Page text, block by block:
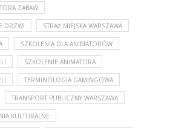
ZABAW
DRZWI STRAŻ MIEJSKA WARSZAWA
SZKOLENIA DLA ANIMATORÓW
SZKOLENIE ANIMATORA
TERMINOLOGIA GAMINGOWA
TRANSPORT PUBLICZNY WARSZAWA
KULTURALNE